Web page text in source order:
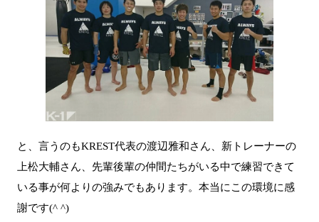
と、言うのもKREST代表の渡辺雅和さん、新トレーナーの
上松大輔さん、先輩後輩の仲間たちがいる中で練習できて
いる事が何よりの強みでもあります。本当にこの環境に感
謝です(^ ^)